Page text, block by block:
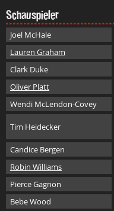
Schauspieler
Joel McHale
Lauren Graham
Clark Duke
Oliver Platt
Wendi McLendon-Covey
Tim Heidecker
Candice Bergen
Robin Williams
Pierce Gagnon
Bebe Wood